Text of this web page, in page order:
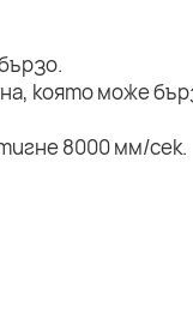
която може
8000 мм/сек.